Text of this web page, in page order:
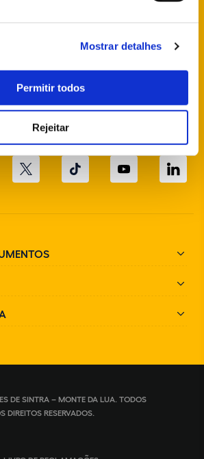
Mostrar detalhes
Permitir todos
Rejeitar
+351 21 923 73 00
DE SINTRA – MONTE DA LUA. TODOS
DIREITOS RESERVADOS.